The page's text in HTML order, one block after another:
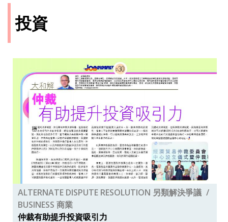
投資
ALTERNATE DISPUTE RESOLUTION 另類解決爭議
BUSINESS 商業
仲裁有助提升投資吸引力